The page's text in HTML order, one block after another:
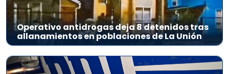
Operativo antidrogas deja 8 detenidos tras
allanamientos en poblaciones de La Unión